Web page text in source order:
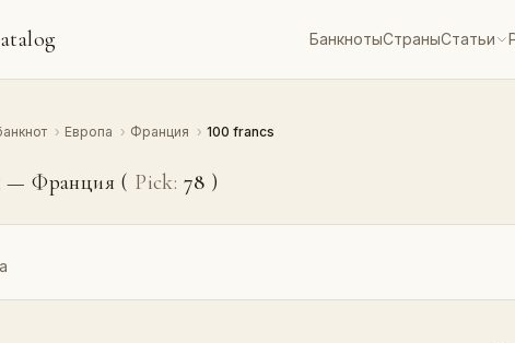
БанкнотыСтраныСтатьи
› Европа › Франция › 100 francs
— Франция ( Pick: 78 )